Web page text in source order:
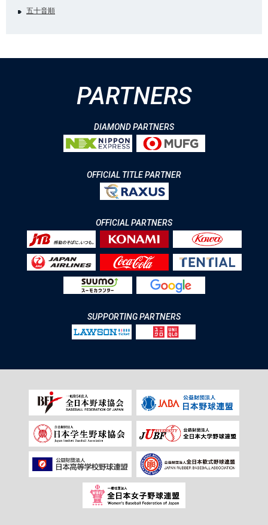
五十音順
PARTNERS
DIAMOND PARTNERS
OFFICIAL TITLE PARTNER
OFFICIAL PARTNERS
SUPPORTING PARTNERS